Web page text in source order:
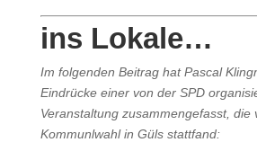
ins Lokale…
Im folgenden Beitrag hat Pascal
Eindrücke einer von der SPD
Veranstaltung zusammengefasst, die
Kommunlwahl in Güls stattfand: